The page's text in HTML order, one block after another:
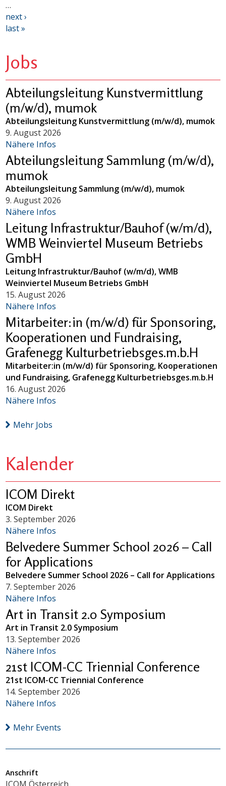
…
next ›
last »
Jobs
Abteilungsleitung Kunstvermittlung
(m/w/d), mumok
Abteilungsleitung Kunstvermittlung (m/w/d), mumok
9. August 2026
Nähere Infos
Abteilungsleitung Sammlung (m/w/d),
mumok
Abteilungsleitung Sammlung (m/w/d), mumok
9. August 2026
Nähere Infos
Leitung Infrastruktur/Bauhof (w/m/d),
WMB Weinviertel Museum Betriebs
GmbH
Leitung Infrastruktur/Bauhof (w/m/d), WMB
Weinviertel Museum Betriebs GmbH
15. August 2026
Nähere Infos
Mitarbeiter:in (m/w/d) für Sponsoring,
Kooperationen und Fundraising,
Grafenegg Kulturbetriebsges.m.b.H
Mitarbeiter:in (m/w/d) für Sponsoring, Kooperationen
und Fundraising, Grafenegg Kulturbetriebsges.m.b.H
16. August 2026
Nähere Infos
Mehr Jobs
Kalender
ICOM Direkt
ICOM Direkt
3. September 2026
Nähere Infos
Belvedere Summer School 2026 – Call
for Applications
Belvedere Summer School 2026 – Call for Applications
7. September 2026
Nähere Infos
Art in Transit 2.0 Symposium
Art in Transit 2.0 Symposium
13. September 2026
Nähere Infos
21st ICOM-CC Triennial Conference
21st ICOM-CC Triennial Conference
14. September 2026
Nähere Infos
Mehr Events
Anschrift